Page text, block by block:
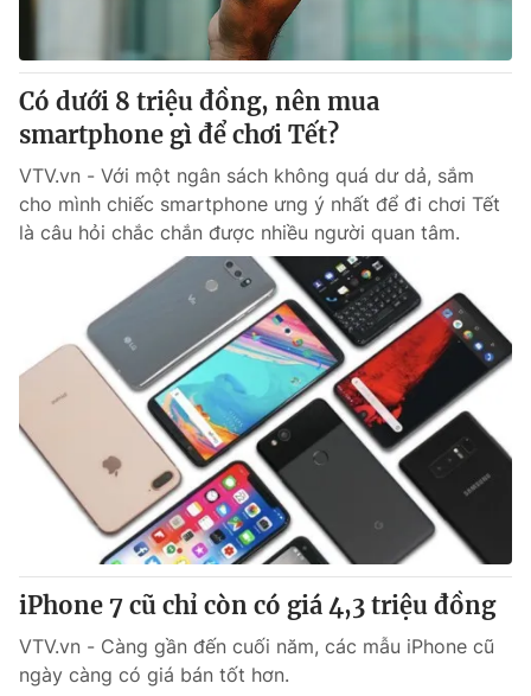
Thị trường
Lịch phát sóng
Chuyên mục khác
Emagazine Podcast
Infographic
Video Shorts video
VTV Money VTV Thể thao
VTV Sức khoẻ Bất động sản
Thị trường 24h Tấm lòng Việt
VTV4 Vươn mình bằng AI
VTV9 VTV8
Có dưới 8 triệu đồng, nên mua
smartphone gì để chơi Tết?
VTV.vn - Với một ngân sách không quá dư dả, sắm
cho mình chiếc smartphone ưng ý nhất để đi chơi Tết
là câu hỏi chắc chắn được nhiều người quan tâm.
iPhone 7 cũ chỉ còn có giá 4,3 triệu đồng
VTV.vn - Càng gần đến cuối năm, các mẫu iPhone cũ
ngày càng có giá bán tốt hơn.